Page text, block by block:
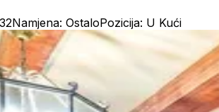
Namjena: OstaloPozicija: U Kući